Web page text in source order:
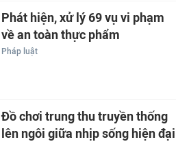
Phát hiện, xử lý 69 vụ vi phạm
về an toàn thực phẩm
Pháp luật
Đồ chơi trung thu truyền thống
lên ngôi giữa nhịp sống hiện đại